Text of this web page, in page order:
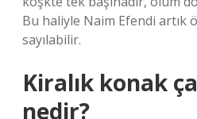
Bu haliyle Naim Efendi artık
sayılabilir.
Kiralık konak
nedir?